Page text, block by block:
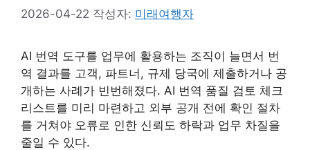
2026-04-22 작성자: 미래여행자
AI 번역 도구를 업무에 활용하는 조직이 늘면서 번
역 결과를 고객, 파트너, 규제 당국에 제출하거나 공
개하는 사례가 빈번해졌다. AI 번역 품질 검토 체크
리스트를 미리 마련하고 외부 공개 전에 확인 절차
를 거쳐야 오류로 인한 신뢰도 하락과 업무 차질을
줄일 수 있다.